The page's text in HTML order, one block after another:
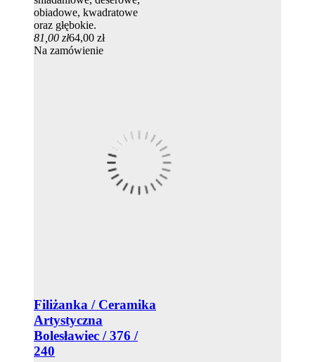
obiadowe, kwadratowe
oraz głębokie.
81,00 zł64,00 zł
Na zamówienie
Filiżanka / Ceramika
Artystyczna
Bolesławiec / 376 /
240